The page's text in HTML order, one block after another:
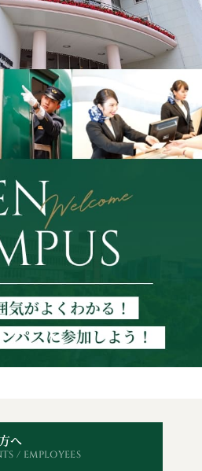
へ
/ EMPLOYEES